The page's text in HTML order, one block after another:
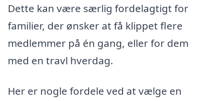
Dette kan være særlig fordelagtigt for
familier, der ønsker at få klippet flere
medlemmer på én gang, eller for dem
med en travl hverdag.
Her er nogle fordele ved at vælge en